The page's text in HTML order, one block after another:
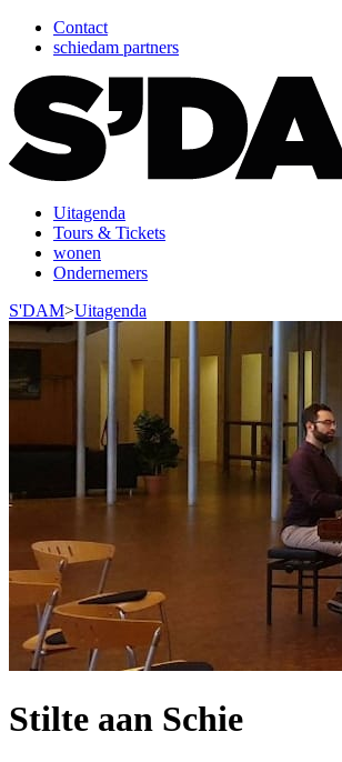
Contact
schiedam partners
Uitagenda
Tours & Tickets
wonen
Ondernemers
S'DAM>Uitagenda
Stilte aan Schie